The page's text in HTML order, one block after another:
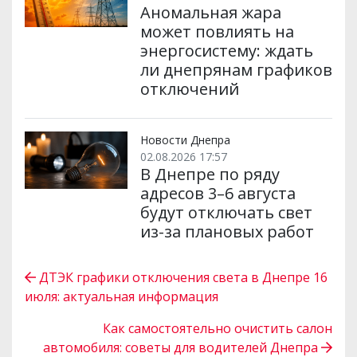
Аномальная жара
может повлиять на
энергосистему: ждать
ли днепрянам графиков
отключений
Новости Днепра
02.08.2026 17:57
В Днепре по ряду
адресов 3–6 августа
будут отключать свет
из-за плановых работ
ДТЭК графики отключения света в Днепре 16
июля: актуальная информация
Как самостоятельно очистить салон
автомобиля: советы для водителей Днепра